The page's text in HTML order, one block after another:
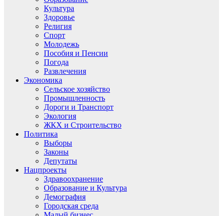
Культура
Здоровье
Религия
Спорт
Молодежь
Пособия и Пенсии
Погода
Развлечения
Экономика
Сельское хозяйство
Промышленность
Дороги и Транспорт
Экология
ЖКХ и Строительство
Политика
Выборы
Законы
Депутаты
Нацпроекты
Здравоохранение
Образование и Культура
Демография
Городская среда